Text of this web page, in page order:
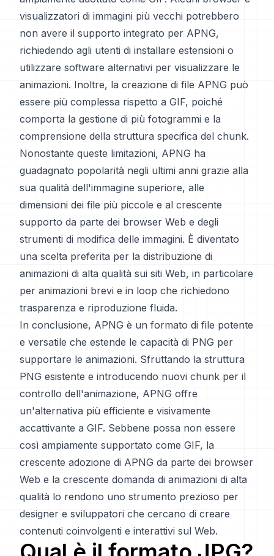
visualizzatori di immagini più vecchi potrebbero
non avere il supporto integrato per APNG,
richiedendo agli utenti di installare estensioni o
utilizzare software alternativi per visualizzare le
animazioni. Inoltre, la creazione di file APNG può
essere più complessa rispetto a GIF, poiché
comporta la gestione di più fotogrammi e la
comprensione della struttura specifica del chunk.
Nonostante queste limitazioni, APNG ha
guadagnato popolarità negli ultimi anni grazie alla
sua qualità dell'immagine superiore, alle
dimensioni dei file più piccole e al crescente
supporto da parte dei browser Web e degli
strumenti di modifica delle immagini. È diventato
una scelta preferita per la distribuzione di
animazioni di alta qualità sui siti Web, in particolare
per animazioni brevi e in loop che richiedono
trasparenza e riproduzione fluida.
In conclusione, APNG è un formato di file potente
e versatile che estende le capacità di PNG per
supportare le animazioni. Sfruttando la struttura
PNG esistente e introducendo nuovi chunk per il
controllo dell'animazione, APNG offre
un'alternativa più efficiente e visivamente
accattivante a GIF. Sebbene possa non essere
così ampiamente supportato come GIF, la
crescente adozione di APNG da parte dei browser
Web e la crescente domanda di animazioni di alta
qualità lo rendono uno strumento prezioso per
designer e sviluppatori che cercano di creare
contenuti coinvolgenti e interattivi sul Web.